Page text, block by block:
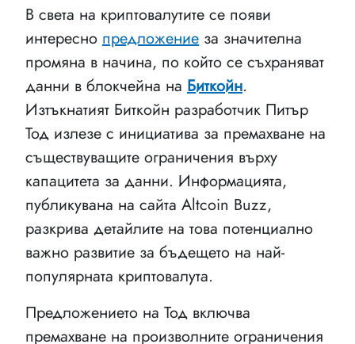
В света на криптовалутите се появи
интересно предложение за значителна
промяна в начина, по който се съхраняват
данни в блокчейна на Биткойн.
Изтъкнатият Биткойн разработчик Питър
Тод излезе с инициатива за премахване на
съществуващите ограничения върху
капацитета за данни. Информацията,
публикувана на сайта Altcoin Buzz,
разкрива детайлите на това потенциално
важно развитие за бъдещето на най-
популярната криптовалута.
Предложението на Тод включва
премахване на произволните ограничения